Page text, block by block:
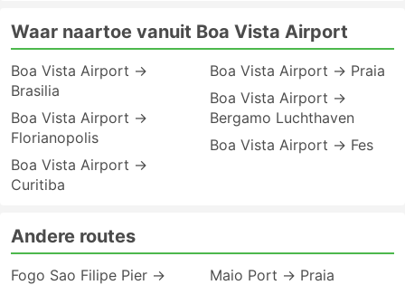
Waar naartoe vanuit Boa Vista Airport
Boa Vista Airport →
Brasilia
Boa Vista Airport →
Florianopolis
Boa Vista Airport →
Curitiba
Boa Vista Airport → Praia
Boa Vista Airport →
Bergamo Luchthaven
Boa Vista Airport → Fes
Andere routes
Fogo Sao Filipe Pier →
Maio Port → Praia